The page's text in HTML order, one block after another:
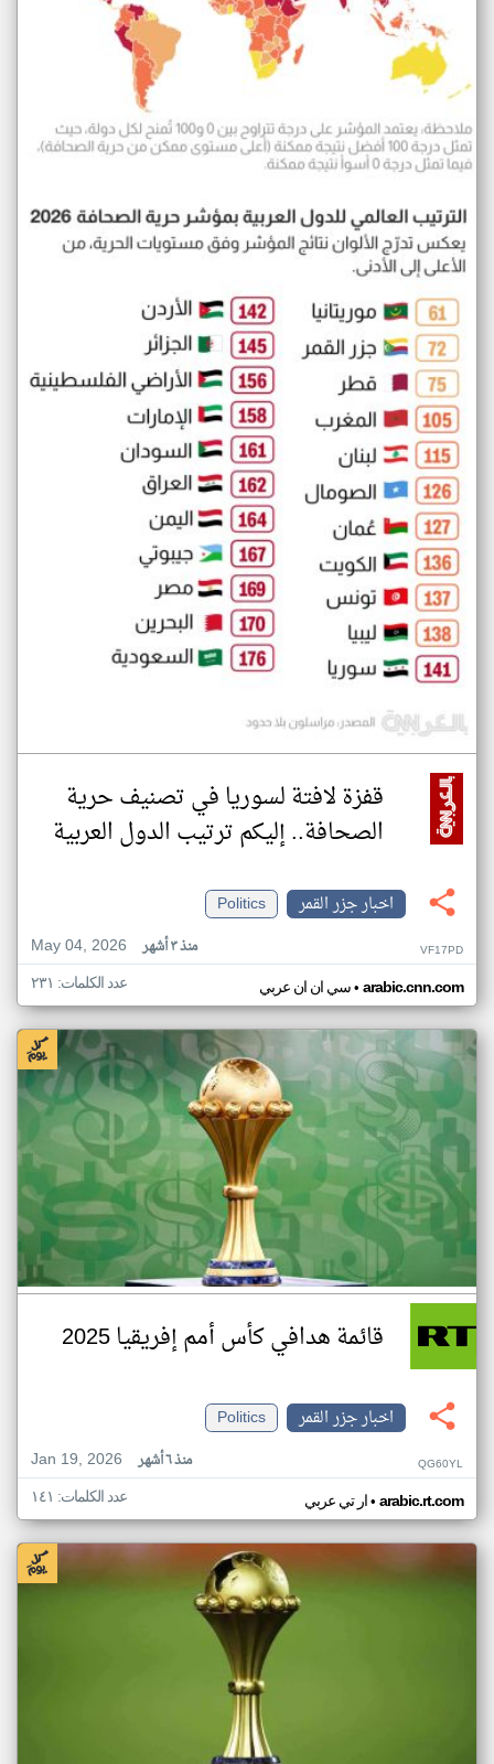
قفزة لافتة لسوريا في تصنيف حرية
الصحافة.. إليكم ترتيب الدول العربية
اخبار جزر القمر
Politics
May 04, 2026
منذ ٣ أشهر VF17PD
سي ان ان عربي• arabic.cnn.com عدد الكلمات: ٢٣١
قائمة هدافي كأس أمم إفريقيا 2025
اخبار جزر القمر
Politics
Jan 19, 2026
منذ ٦ أشهر QG60YL
ار تي عربي• arabic.rt.com عدد الكلمات: ١٤١